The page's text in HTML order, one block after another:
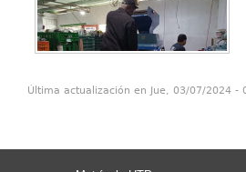
Última actualización en Jue, 03/07/2024 -